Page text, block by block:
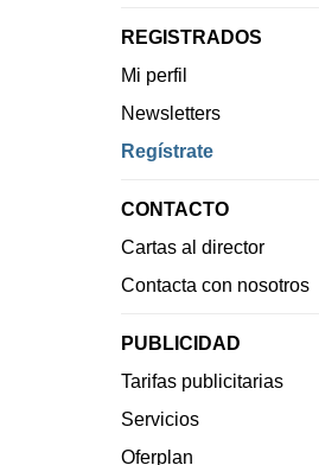
REGISTRADOS
Mi perfil
Newsletters
Regístrate
CONTACTO
Cartas al director
Contacta con nosotros
PUBLICIDAD
Tarifas publicitarias
Servicios
Oferplan